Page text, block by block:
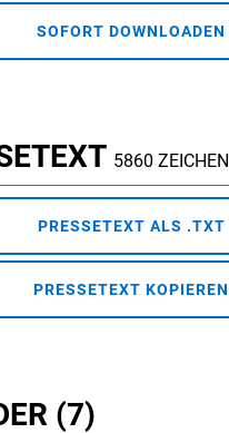
SOFORT DOWNLOADEN
5860 ZEICHEN
PRESSETEXT ALS .TXT
PRESSETEXT KOPIEREN
(7)